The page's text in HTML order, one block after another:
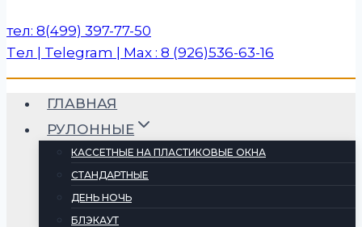
тел: 8(499) 397-77-50
Tел | Telegram | Max : 8 (926)536-63-16
ГЛАВНАЯ
РУЛОННЫЕ
КАССЕТНЫЕ НА ПЛАСТИКОВЫЕ ОКНА
СТАНДАРТНЫЕ
ДЕНЬ НОЧЬ
БЛЭКАУТ